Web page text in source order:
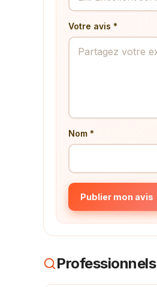
Votre avis *
Nom *
Publier mon avis